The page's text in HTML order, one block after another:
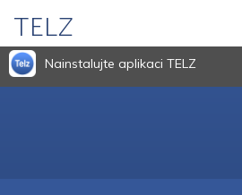
TELZ
Nainstalujte aplikaci TELZ